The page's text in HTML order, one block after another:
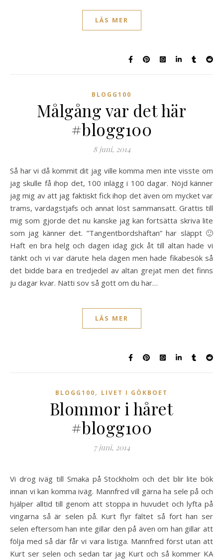
LÄS MER
BLOGG100
Målgång var det här
#blogg100
8 juni, 2014
Så har vi då kommit dit jag ville komma men inte visste om
jag skulle få ihop det, 100 inlägg i 100 dagar. Nöjd känner
jag mig av att jag faktiskt fick ihop det även om mycket var
trams, vardagstjafs och annat löst sammansatt. Grattis till
mig som gjorde det nu kanske jag kan fortsätta skriva lite
som jag känner det. ”Tangentbordshäftan” har släppt 🙂
Haft en bra helg och dagen idag gick åt till altan hade vi
tänkt och vi var därute hela dagen men hade fikabesök så
det bidde bara en tredjedel av altan grejat men det finns
ju dagar kvar. Natti sov så gott om du har…
LÄS MER
BLOGG100, LIVET I GÖKBOET
Blommor i håret
#blogg100
7 juni, 2014
Vi drog iväg till Smaka på Stockholm och det blir lite bök
innan vi kan komma iväg. Mannfred vill gärna ha sele på och
hjälper alltid till genom att stoppa in huvudet och lyfta på
vingarna så är selen på. Kurt flyr fältet så fort han ser
selen eftersom han inte gillar den på även om han gillar att
följa med så där får vi vara listiga. Mannfred först utan att
Kurt ser selen och sedan tar jag Kurt och så kommer KA